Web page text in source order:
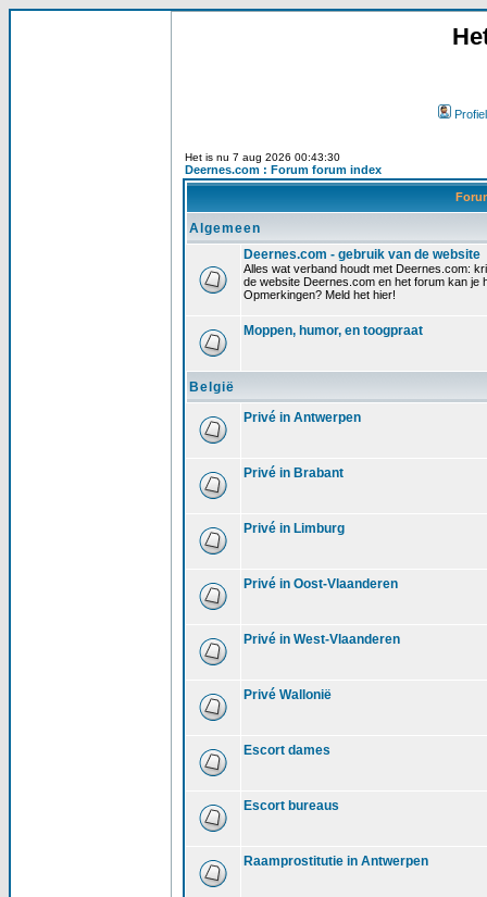
Profiel
Het is nu 7 aug 2026 00:43:30
Deernes.com : Forum forum index
Algemeen
Deernes.com - gebruik van de website
Alles wat verband houdt met Deernes.com:
de website Deernes.com en het forum kan je
Opmerkingen? Meld het hier!
Moppen, humor, en toogpraat
België
Privé in Antwerpen
Privé in Brabant
Privé in Limburg
Privé in Oost-Vlaanderen
Privé in West-Vlaanderen
Privé Wallonië
Escort dames
Escort bureaus
Raamprostitutie in Antwerpen